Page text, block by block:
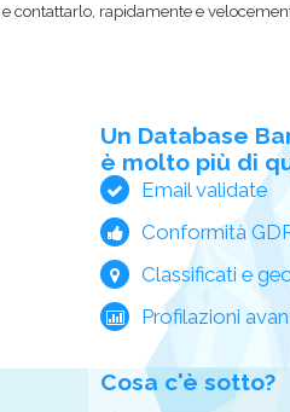
rapidamente e
Un Database
è molto più di
Email validate
Conformità
Classificati e
Profilazioni
Cosa c'è sotto?